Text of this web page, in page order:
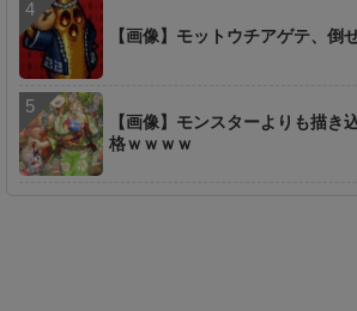
【画像】モットウチアゲテ、倒
【画像】モンスターよりも描き
格ｗｗｗｗ